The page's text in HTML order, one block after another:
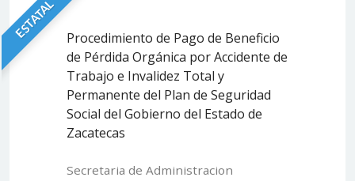
ESTATAL
Procedimiento de Pago de Beneficio
de Pérdida Orgánica por Accidente de
Trabajo e Invalidez Total y
Permanente del Plan de Seguridad
Social del Gobierno del Estado de
Zacatecas
Secretaria de Administracion